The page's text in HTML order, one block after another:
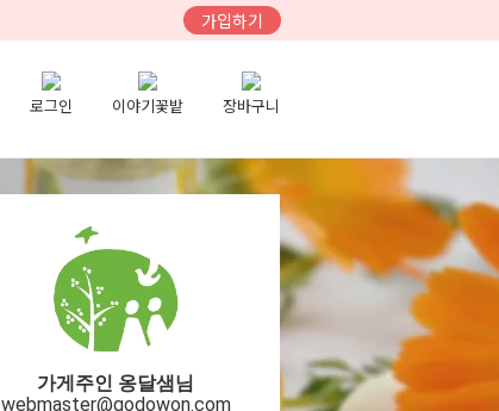
가입하기
로그인 이야기꽃밭 장바구니
가게주인 옹달샘님
webmaster@godowon.com